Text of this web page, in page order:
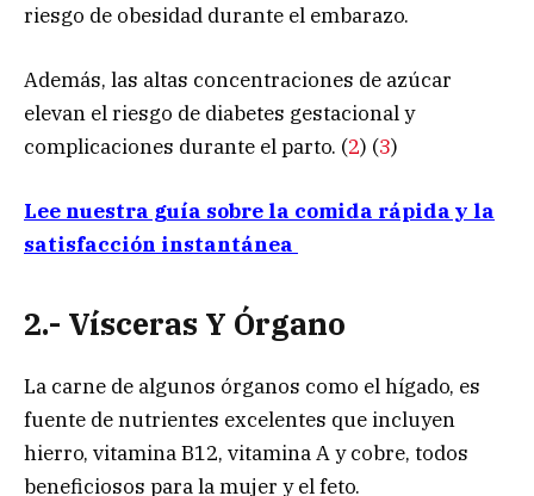
riesgo de obesidad durante el embarazo.
Además, las altas concentraciones de azúcar
elevan el riesgo de diabetes gestacional y
complicaciones durante el parto. (2) (3)
Lee nuestra guía sobre la comida rápida y la
satisfacción instantánea
2.- Vísceras Y Órgano
La carne de algunos órganos como el hígado, es
fuente de nutrientes excelentes que incluyen
hierro, vitamina B12, vitamina A y cobre, todos
beneficiosos para la mujer y el feto.